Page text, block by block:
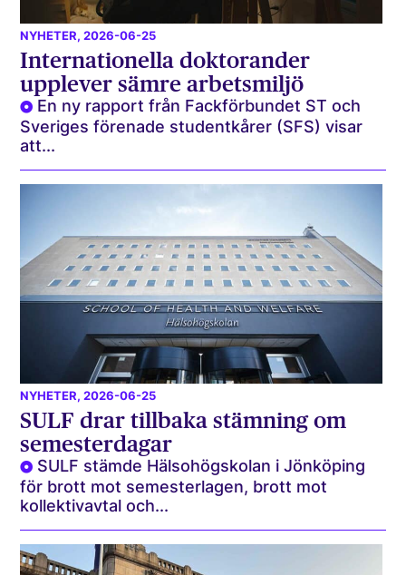
NYHETER, 2026-06-25
Internationella doktorander
upplever sämre arbetsmiljö
En ny rapport från Fackförbundet ST och
Sveriges förenade studentkårer (SFS) visar
att...
NYHETER, 2026-06-25
SULF drar tillbaka stämning om
semesterdagar
SULF stämde Hälsohögskolan i Jönköping
för brott mot semesterlagen, brott mot
kollektivavtal och...